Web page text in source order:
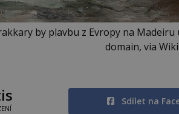
by plavbu z Evropy na
domain, via
Sdílet na